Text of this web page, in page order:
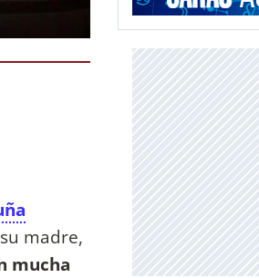
madre,
mucha